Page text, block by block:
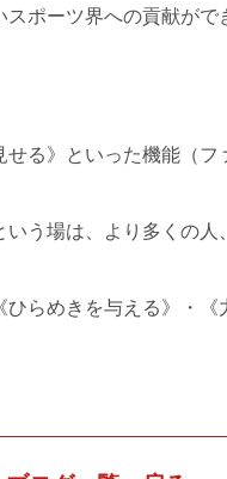
ポーツ界への貢献が
る》といった機能（
う場は、より多くの
ひらめきを与える》・